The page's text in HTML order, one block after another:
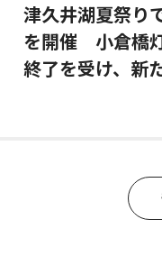
津久井湖夏祭り
を開催 小倉橋
終了を受け、新